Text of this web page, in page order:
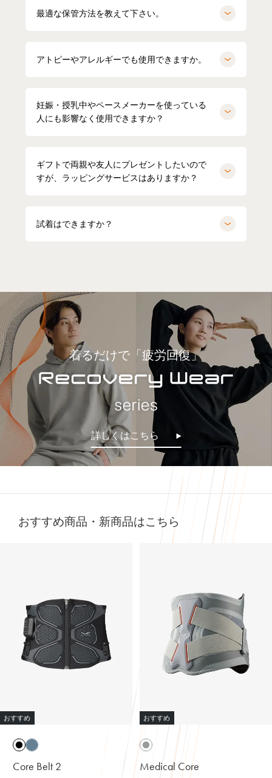
最適な保管方法を教えて下さい。
アトピーやアレルギーでも使用できますか。
妊娠・授乳中やペースメーカーを使っている
人にも影響なく使用できますか？
ギフトで両親や友人にプレゼントしたいので
すが、ラッピングサービスはありますか？
試着はできますか？
着るだけで「疲労回復」
詳しくはこちら
今話題の
気になってた “リカバリーウェア”🛏
着るだけで「疲労回復」
毎日の疲れにぴったりなウェア✨😆
子育てで毎日くたくたな身体を労わりたいけど時間がない
これは着るだけで、疲労回復できるらしいからすごい嬉し
肌触りもいいから着ていて楽なのもいいいよね🫶❤️
#シックスパッド
#リカバリーウェア
#着るだけで疲労回復
着るだけで「疲労回復」ができるウェア！✨
すごくない？
お家でのまったり時間にも着れるし普通にお出かけコーデ
にも使える！🥰
🩶血行促進
🩶疲労回復
天然鉱石を糸に練りこんで作られた特殊繊維だから
天然鉱石が身体から放出される遠赤外線（体温）を輻射
（ふくしゃ）することで血行促進してくれるみたい🫶😉
着心地もめっちゃよきだよ❤️‍🔥
#PR
#SIXPAD
#シックスパッド
#着るだけで疲労回復
#ブラックコーデ#ニット帽#ママコーデ
おすすめ商品・新商品はこちら
おすすめ
Core Belt 2
おすすめ
Medical Core